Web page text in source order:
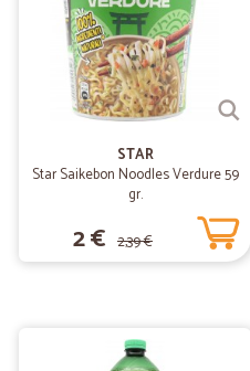
STAR
Star Saikebon Noodles Verdure 59
gr.
2 € 2,39 €